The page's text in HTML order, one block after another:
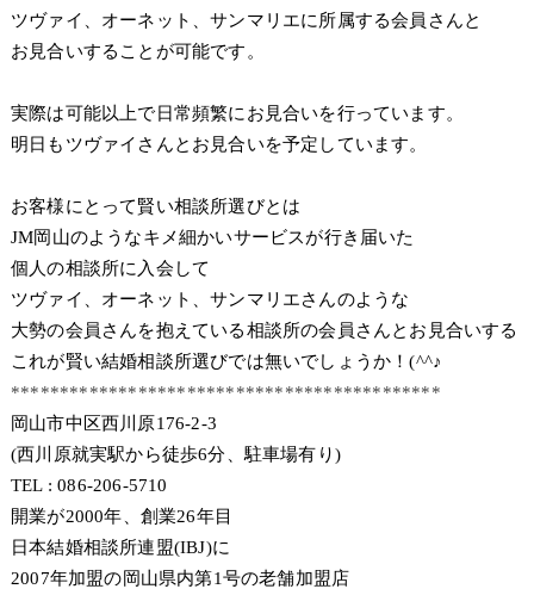
ツヴァイ、オーネット、サンマリエに所属する会員さんと
お見合いすることが可能です。
実際は可能以上で日常頻繁にお見合いを行っています。
明日もツヴァイさんとお見合いを予定しています。
お客様にとって賢い相談所選びとは
JM岡山のようなキメ細かいサービスが行き届いた
個人の相談所に入会して
ツヴァイ、オーネット、サンマリエさんのような
大勢の会員さんを抱えている相談所の会員さんとお見合いする
これが賢い結婚相談所選びでは無いでしょうか！(^^♪
********************************************
岡山市中区西川原176-2-3
(西川原就実駅から徒歩6分、駐車場有り)
TEL : 086-206-5710
開業が2000年、創業26年目
日本結婚相談所連盟(IBJ)に
2007年加盟の岡山県内第1号の老舗加盟店